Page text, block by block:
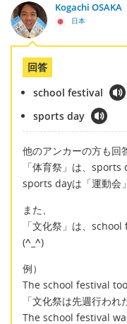
Kogachi OSAKA
日本
回答
school festival
sports day
他のアンカーの方も回
「体育祭」は、sports
sports dayは「運動会
また、
「文化祭」は、
(^_^)
例）
The school festival
「文化祭は先週行われ
The school festival